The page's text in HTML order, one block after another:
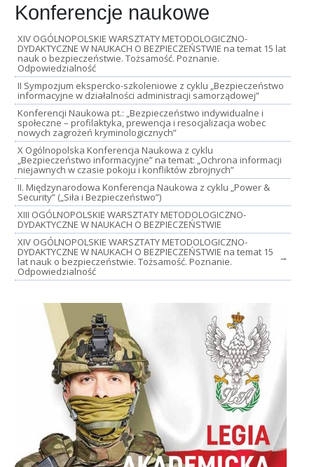
Konferencje naukowe
XIV OGÓLNOPOLSKIE WARSZTATY METODOLOGICZNO-
DYDAKTYCZNE W NAUKACH O BEZPIECZEŃSTWIE na temat 15 lat
nauk o bezpieczeństwie. Tożsamość. Poznanie.
Odpowiedzialność
II Sympozjum ekspercko-szkoleniowe z cyklu „Bezpieczeństwo
informacyjne w działalności administracji samorządowej”
Konferencji Naukowa pt.: „Bezpieczeństwo indywidualne i
społeczne – profilaktyka, prewencja i resocjalizacja wobec
nowych zagrożeń kryminologicznych”
X Ogólnopolska Konferencja Naukowa z cyklu
„Bezpieczeństwo informacyjne” na temat: „Ochrona informacji
niejawnych w czasie pokoju i konfliktów zbrojnych”
II. Międzynarodowa Konferencja Naukowa z cyklu „Power &
Security” („Siła i Bezpieczeństwo”)
XIII OGÓLNOPOLSKIE WARSZTATY METODOLOGICZNO-
DYDAKTYCZNE W NAUKACH O BEZPIECZEŃSTWIE
XIV OGÓLNOPOLSKIE WARSZTATY METODOLOGICZNO-
DYDAKTYCZNE W NAUKACH O BEZPIECZEŃSTWIE na temat 15
lat nauk o bezpieczeństwie. Tożsamość. Poznanie.
Odpowiedzialność
→